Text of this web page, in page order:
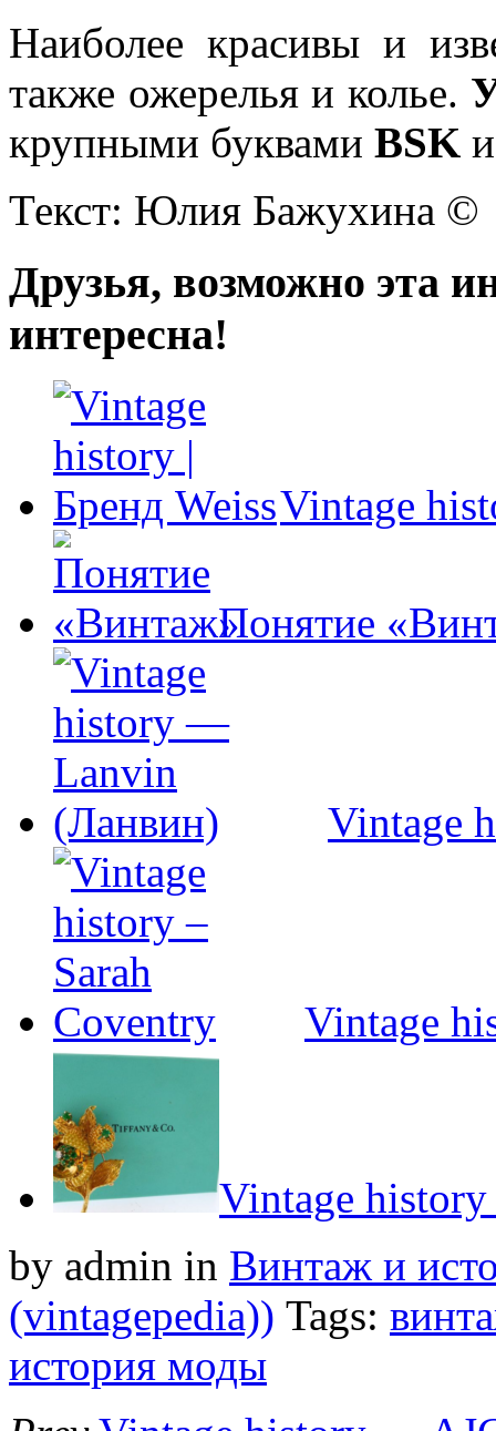
Наиболее красивы и
также ожерелья и колье.
крупными буквами BSK
Текст: Юлия Бажухина ©
Друзья, возможно эта
интересна!
Vintage
Понятие
Vintage
Vintage
Vintage
by admin in Винтаж и
(vintagepedia)) Tags:
история моды